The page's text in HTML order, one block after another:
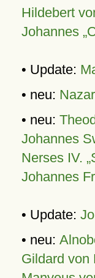
Hildebert
Johannes
• Update:
• neu:
• neu:
Johannes
Nerses IV.
Johannes
• Update:
• neu:
Gildard von